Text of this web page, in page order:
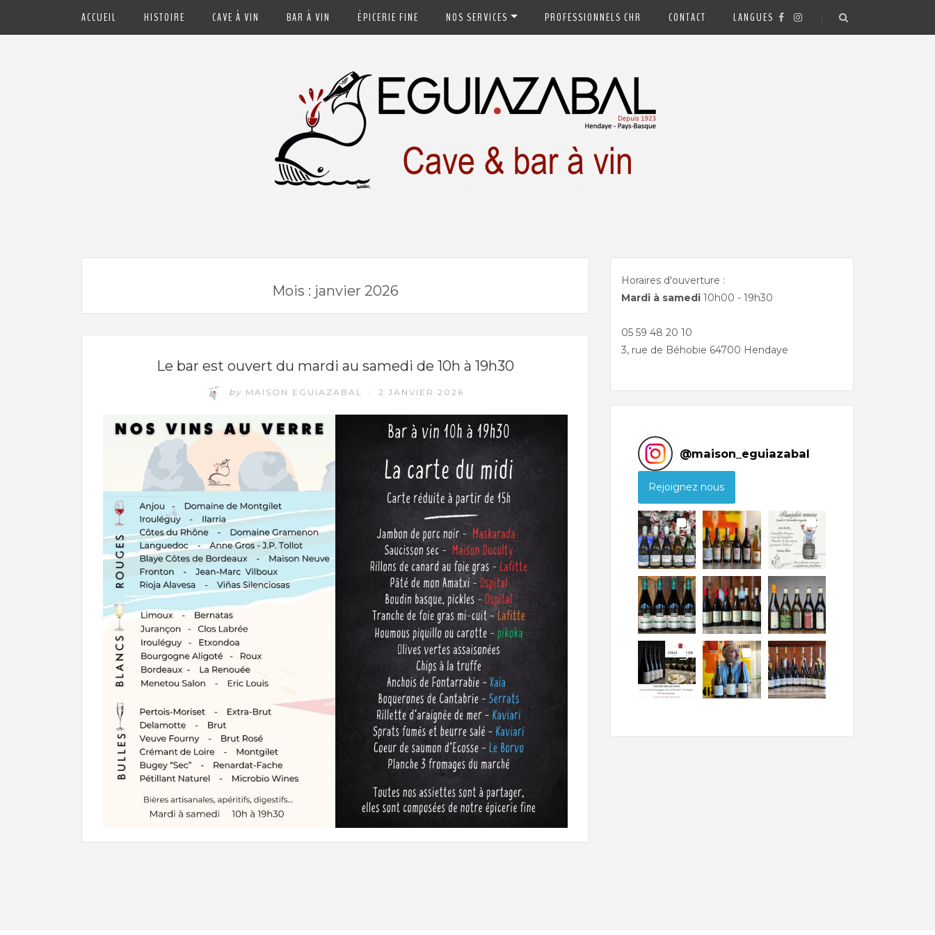
ACCUEIL HISTOIRE CAVE À VIN BAR À VIN ÉPICERIE FINE NOS SERVICES PROFESSIONNELS CHR CONTACT LANGUES
Mois : janvier 2026
Le bar est ouvert du mardi au samedi de 10h à 19h30
by MAISON EGUIAZABAL 2 JANVIER 2026
Horaires d'ouverture :
Mardi à samedi 10h00 - 19h30
05 59 48 20 10
3, rue de Béhobie 64700 Hendaye
@maison_eguiazabal
Rejoignez nous